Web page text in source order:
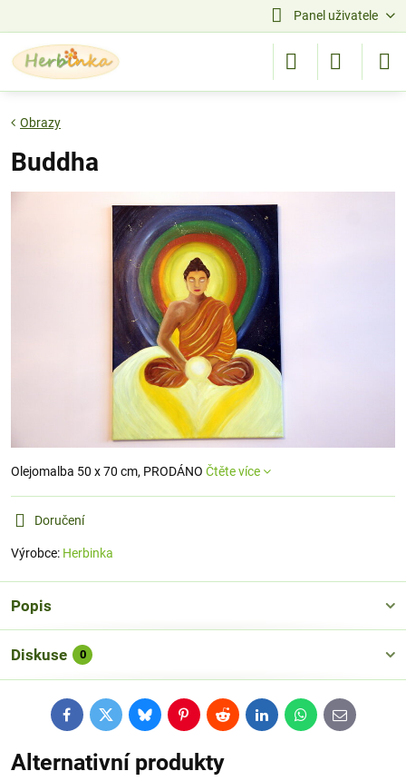
Panel uživatele
Obrazy
Buddha
Olejomalba 50 x 70 cm, PRODÁNO Čtěte více
Doručení
Výrobce: Herbinka
Popis
Diskuse 0
FacebookTwitterBlueskyPinterestRedditLinkedInWhatsApp
E-
mail
Alternativní produkty